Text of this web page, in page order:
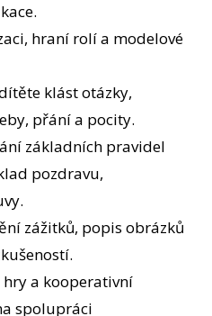
hraní rolí a modelové
klást otázky,
přání a pocity.
základních pravidel
pozdravu,
zážitků, popis obrázků
a kooperativní
spolupráci